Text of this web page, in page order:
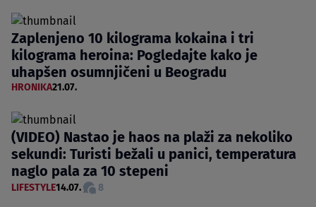
Zaplenjeno 10 kilograma kokaina i tri
kilograma heroina: Pogledajte kako je
uhapšen osumnjičeni u Beogradu
HRONIKA21.07.
(VIDEO) Nastao je haos na plaži za nekoliko
sekundi: Turisti bežali u panici, temperatura
naglo pala za 10 stepeni
LIFESTYLE14.07. 8